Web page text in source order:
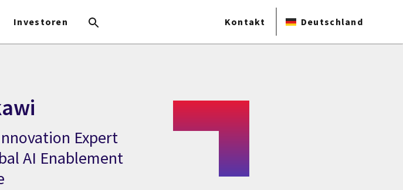
Investoren Kontakt Deutschland
Expert
AI Enablement